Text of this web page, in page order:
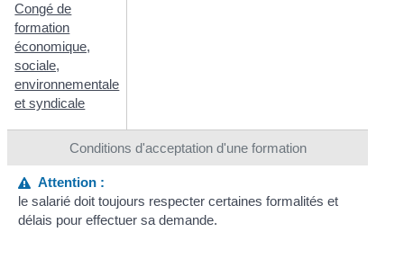
Conditions d'acceptation d'une formation
Congé de
formation
économique,
sociale,
environnementale
et syndicale
Attention :
le salarié doit toujours respecter certaines formalités et
délais pour effectuer sa demande.